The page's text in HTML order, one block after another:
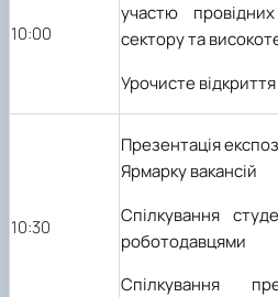
10:00
участю
сектору та
Урочисте відкриття
10:30
Презентація
Ярмарку вакансій
Спілкування
роботодавцями
Спілкування